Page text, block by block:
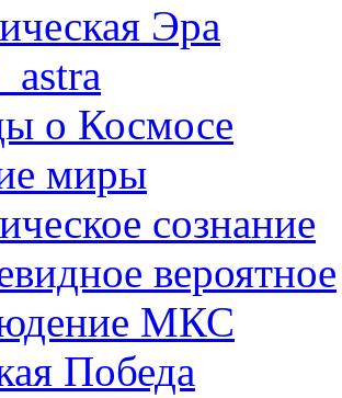
Эра
о Космосе
миры
сознание
вероятное
МКС
Победа